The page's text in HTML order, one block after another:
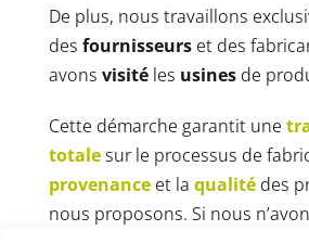
De plus, nous travaillons
des fournisseurs et des
avons visité les usines de
Cette démarche garantit une
totalesur le processus de
provenance et la qualité des
nous proposons. Si nous